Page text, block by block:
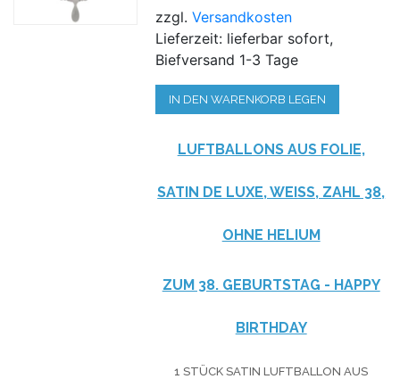
zzgl.Versandkosten
Lieferzeit: lieferbar sofort,
Biefversand 1-3 Tage
IN DEN WARENKORB LEGEN
LUFTBALLONS AUS FOLIE,
SATIN DE LUXE, WEISS, ZAHL 38, O
HNE HELIUM
ZUM 38. GEBURTSTAG - HAPPY
BIRTHDAY
1 STÜCK SATIN LUFTBALLON AUS